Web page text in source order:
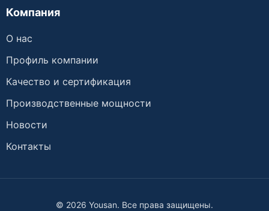
Компания
О нас
Профиль компании
Качество и сертификация
Производственные мощности
Новости
Контакты
© 2026 Yousan. Все права защищены.